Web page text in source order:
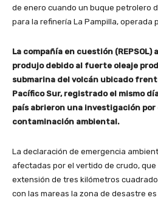
de enero cuando un buque petrolero
para la refinería La Pampilla, operada
La compañía en cuestión (REPSOL)
produjo debido al fuerte oleaje
submarina del volcán ubicado
Pacífico Sur, registrado el mismo
país abrieron una investigación
contaminación ambiental.
La declaración de emergencia
afectadas por el vertido de crudo,
extensión de tres kilómetros
con las mareas la zona de desastre es